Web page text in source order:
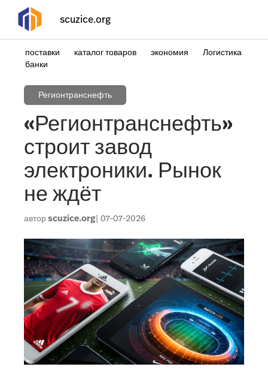
scuzice.org
поставки каталог товаров экономия
Логистика
банки
Регионтранснефть
«Регионтранснефть»
строит завод
электроники. Рынок
не ждёт
авторscuzice.org 07-07-2026